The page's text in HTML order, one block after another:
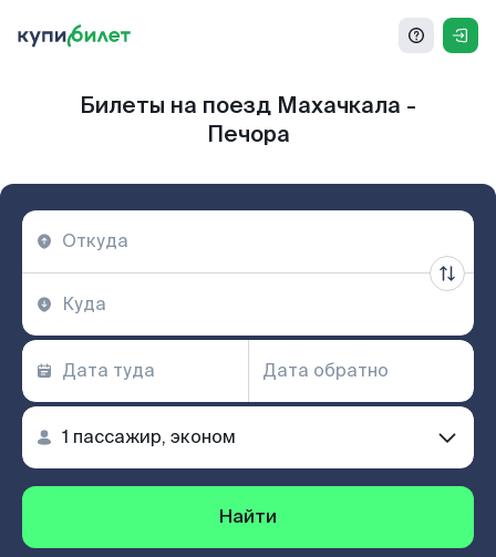
Билеты на поезд Махачкала -
Печора
Найти